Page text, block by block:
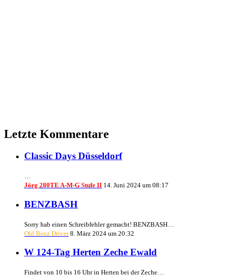
Letzte Kommentare
Classic Days Düsseldorf
…
Jörg 280TE A-M-G Stufe II 14. Juni 2024 um 08:17
BENZBASH
Sorry hab einen Schreibfehler gemacht! BENZBASH…
Old Benz Driver 8. März 2024 um 20:32
W 124-Tag Herten Zeche Ewald
Findet von 10 bis 16 Uhr in Herten bei der Zeche…